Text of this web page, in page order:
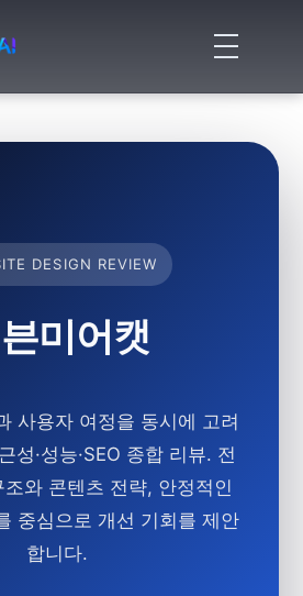
메
뉴
기
DESIGN REVIEW
미어캣
사용자 여정을 동시에 고려
성·성능·SEO 종합 리뷰. 전
와 콘텐츠 전략, 안정적인
중심으로 개선 기회를 제안
합니다.